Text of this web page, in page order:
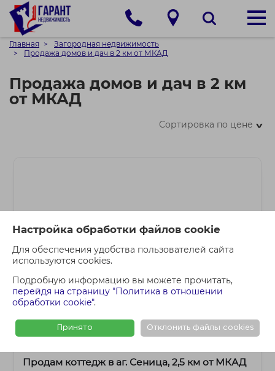
Настройка обработки файлов cookie
Для обеспечения удобства пользователей сайта
используются cookies.
Подробную информацию вы можете прочитать,
перейдя на страницу "Политика в отношении
обработки cookie".
Принято Отклонить файлы cookies
Главная
Загородная недвижимость
Продажа домов и дач в 2 км от МКАД
Продажа домов и дач в 2 км
от МКАД
Сортировка по цене>
Слуцкое 1 063 354 BYN
Продам коттедж в аг. Сеница, 2,5 км от МКАД